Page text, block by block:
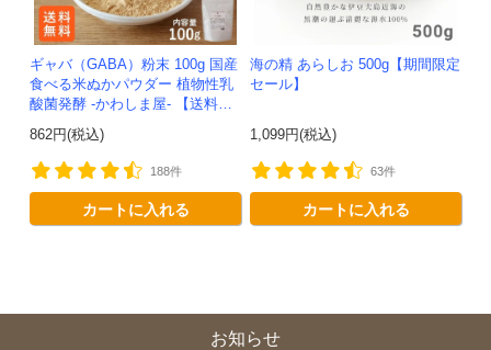
ギャバ（GABA）粉末 100g 国産
食べる米ぬかパウダー 植物性乳
酸菌発酵 -かわしま屋- 【送料無
料】*メール便での発送*テレビで
紹介
862円(税込)
188件
カートに入れる
海の精 あらしお 500g【期間限定
セール】
1,099円(税込)
63件
カートに入れる
お知らせ